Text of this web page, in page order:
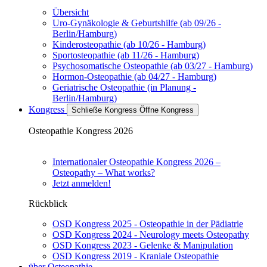
Übersicht
Uro-Gynäkologie & Geburtshilfe (ab 09/26 -
Berlin/Hamburg)
Kinderosteopathie (ab 10/26 - Hamburg)
Sportosteopathie (ab 11/26 - Hamburg)
Psychosomatische Osteopathie (ab 03/27 - Hamburg)
Hormon-Osteopathie (ab 04/27 - Hamburg)
Geriatrische Osteopathie (in Planung -
Berlin/Hamburg)
Kongress
Schließe Kongress Öffne Kongress
Osteopathie Kongress 2026
Internationaler Osteopathie Kongress 2026 –
Osteopathy – What works?
Jetzt anmelden!
Rückblick
OSD Kongress 2025 - Osteopathie in der Pädiatrie
OSD Kongress 2024 - Neurology meets Osteopathy
OSD Kongress 2023 - Gelenke & Manipulation
OSD Kongress 2019 - Kraniale Osteopathie